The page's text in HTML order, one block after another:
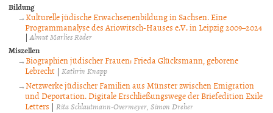
Bildung
Kulturelle jüdische Erwachsenenbildung in Sachsen. Eine
Programmanalyse des Ariowitsch-Hauses e.V. in Leipzig 2009–2024
|Almut Marlies Röder
Miszellen
Biographien jüdischer Frauen: Frieda Glücksmann, geborene
Lebrecht | Kathrin Knapp
Netzwerke jüdischer Familien aus Münster zwischen Emigration
und Deportation. Digitale Erschließungswege der Briefedition Exile
Letters | Rita Schlautmann-Overmeyer Simon Dreher